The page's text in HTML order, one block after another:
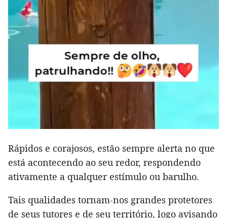
Rápidos e corajosos, estão sempre alerta no que
está acontecendo ao seu redor, respondendo
ativamente a qualquer estímulo ou barulho.
Tais qualidades tornam-nos grandes protetores
de seus tutores e de seu território, logo avisando